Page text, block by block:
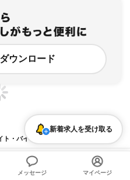
ウンロード
・バイト求人情報
新着求人を受け取る
メッセージ マイページ